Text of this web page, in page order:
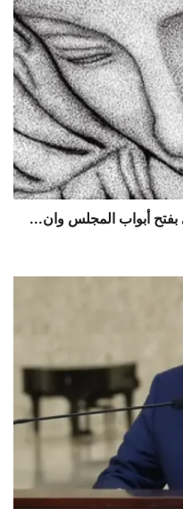
بفتح أبواب المجلس وان...